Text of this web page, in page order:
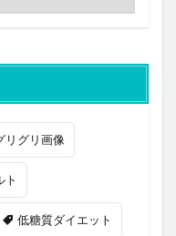
リグリ画像
ト
低糖質ダイエット